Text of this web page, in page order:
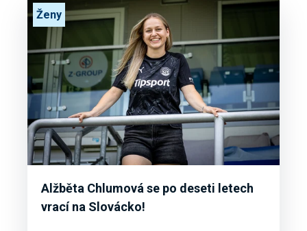
Alžběta Chlumová se po deseti letech
vrací na Slovácko!
Ženy